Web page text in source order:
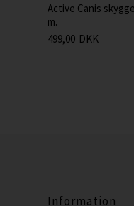
Active Canis
m.
499,00 DKK
Information